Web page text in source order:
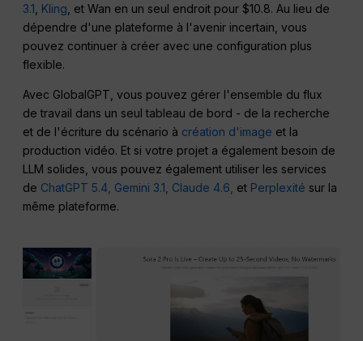
3.1 Kling , et Wan en un seul endroit pour $10.8. Au lieu de
dépendre d'une plateforme à l'avenir incertain, vous
pouvez continuer à créer avec une configuration plus
flexible.
Avec GlobalGPT, vous pouvez gérer l'ensemble du flux
de travail dans un seul tableau de bord - de la recherche
et de l'écriture du scénario à création d'image et la
production vidéo. Et si votre projet a également besoin de
LLM solides, vous pouvez également utiliser les services
de ChatGPT 5.4, Gemini 3.1, Claude 4.6, et Perplexité sur la
même plateforme.